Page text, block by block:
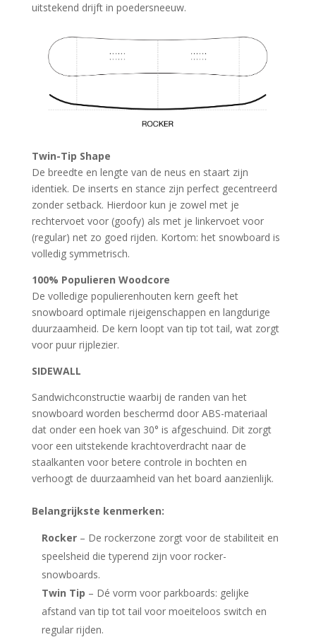
uitstekend drijft in poedersneeuw.
Twin-Tip Shape
De breedte en lengte van de neus en staart zijn
identiek. De inserts en stance zijn perfect gecentreerd
zonder setback. Hierdoor kun je zowel met je
rechtervoet voor (goofy) als met je linkervoet voor
(regular) net zo goed rijden. Kortom: het snowboard is
volledig symmetrisch.
100% Populieren Woodcore
De volledige populierenhouten kern geeft het
snowboard optimale rijeigenschappen en langdurige
duurzaamheid. De kern loopt van tip tot tail, wat zorgt
voor puur rijplezier.
SIDEWALL
Sandwichconstructie waarbij de randen van het
snowboard worden beschermd door ABS-materiaal
dat onder een hoek van 30° is afgeschuind. Dit zorgt
voor een uitstekende krachtoverdracht naar de
staalkanten voor betere controle in bochten en
verhoogt de duurzaamheid van het board aanzienlijk.
Belangrijkste kenmerken:
Rocker– De rockerzone zorgt voor de stabiliteit en
speelsheid die typerend zijn voor rocker-
snowboards.
Twin Tip – Dé vorm voor parkboards: gelijke
afstand van tip tot tail voor moeiteloos switch en
regular rijden.